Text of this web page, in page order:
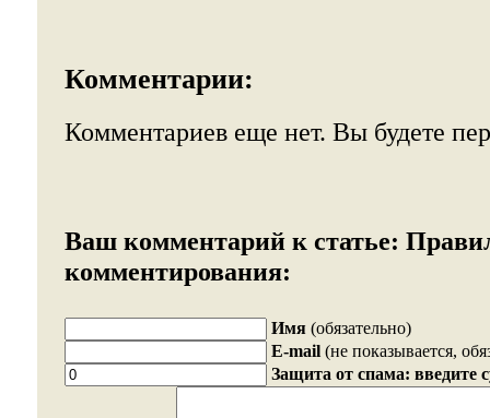
Комментарии:
Комментариев еще нет. Вы будете
Ваш комментарий к статье:
комментирования:
Имя (обязательно)
E-mail (не показывается,
Защита от спама: введите